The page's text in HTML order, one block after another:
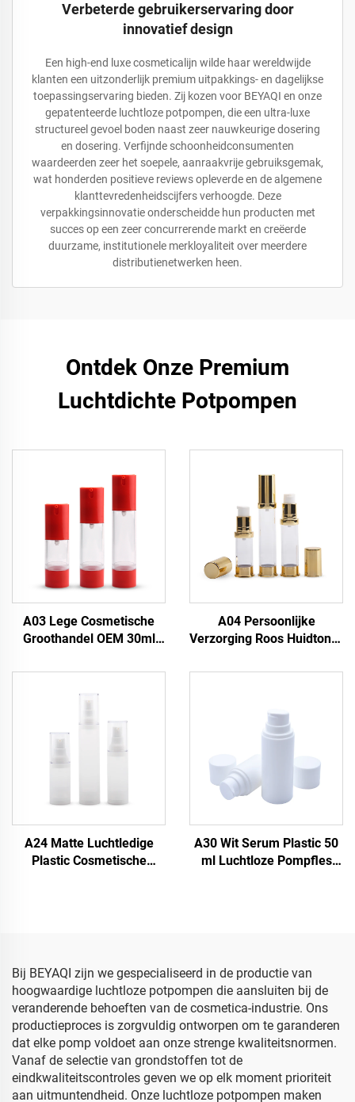
Verbeterde gebruikerservaring door
innovatief design
Een high-end luxe cosmeticalijn wilde haar wereldwijde
klanten een uitzonderlijk premium uitpakkings- en dagelijkse
toepassingservaring bieden. Zij kozen voor BEYAQI en onze
gepatenteerde luchtloze potpompen, die een ultra-luxe
structureel gevoel boden naast zeer nauwkeurige dosering
en dosering. Verfijnde schoonheidconsumenten
waardeerden zeer het soepele, aanraakvrije gebruiksgemak,
wat honderden positieve reviews opleverde en de algemene
klanttevredenheidscijfers verhoogde. Deze
verpakkingsinnovatie onderscheidde hun producten met
succes op een zeer concurrerende markt en creëerde
duurzame, institutionele merkloyaliteit over meerdere
distributienetwerken heen.
Ontdek Onze Premium
Luchtdichte Potpompen
A03 Lege Cosmetische
Groothandel OEM 30ml
Luchtledige Fles voor
Lotion, pp Witte
met Schroefdeksel
A04 Persoonlijke
Verzorging Roos Huidtoner
Luchtledige Cosmetische
Luchtledige Fles
A24 Matte Luchtledige
Plastic Cosmetische
A30 Wit Serum Plastic 50
ml Luchtloze Pompfles
Bij BEYAQI zijn we gespecialiseerd in de productie van
hoogwaardige luchtloze potpompen die aansluiten bij de
veranderende behoeften van de cosmetica-industrie. Ons
productieproces is zorgvuldig ontworpen om te garanderen
dat elke pomp voldoet aan onze strenge kwaliteitsnormen.
Vanaf de selectie van grondstoffen tot de
eindkwaliteitscontroles geven we op elk moment prioriteit
aan uitmuntendheid. Onze luchtloze potpompen maken